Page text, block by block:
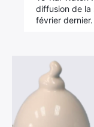
diffusion de la
février dernier.
Rechercher